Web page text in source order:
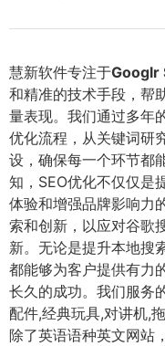
慧新软件专注于Googlr
和精准的技术手段，帮
量表现。我们通过多年
优化流程，从关键词研
设，确保每一个环节都
知，SEO优化不仅仅是
体验和增强品牌影响力
索和创新，以应对谷歌
新。无论是提升本地搜
都能够为客户提供有力
长久的成功。我们服务
配件,经典玩具,对讲机,
除了英语语种英文网站